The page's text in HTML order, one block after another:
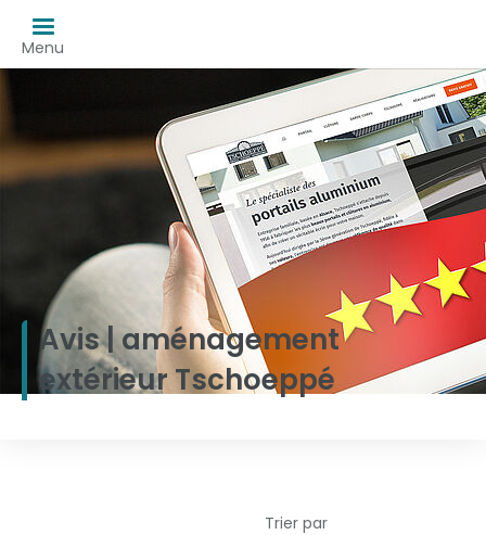
Menu
Avis | aménagement
extérieur Tschoeppé
Trier par